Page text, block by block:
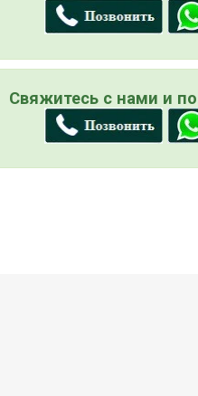
Свяжитесь с нами и